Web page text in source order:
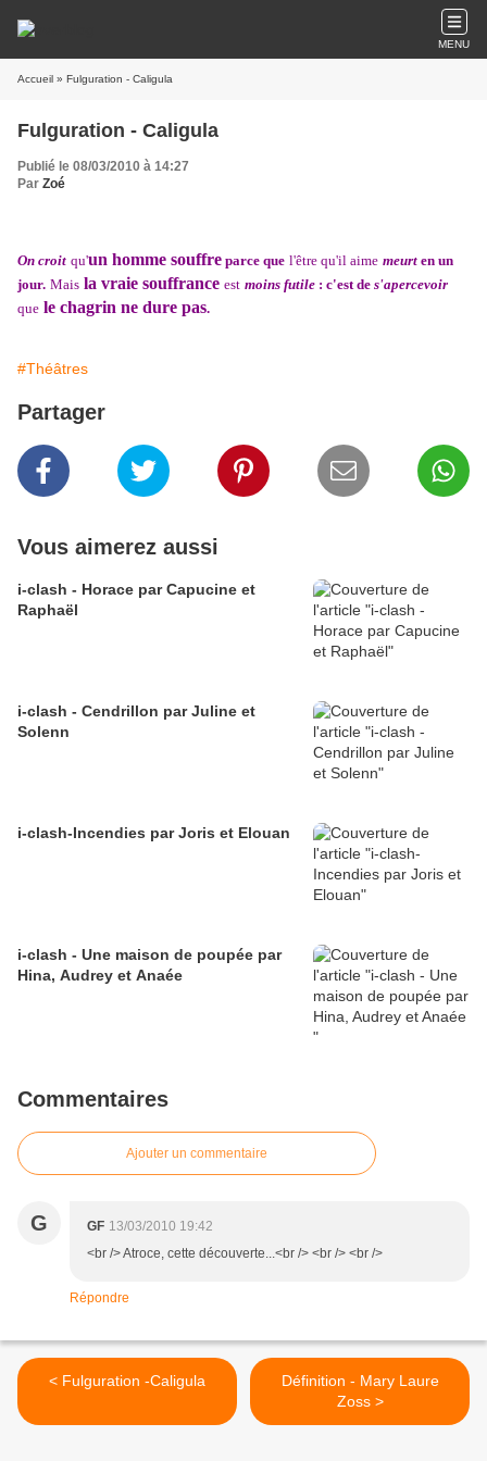
MENU
Accueil » Fulguration - Caligula
Fulguration - Caligula
Publié le 08/03/2010 à 14:27
Par Zoé
On croit qu'un homme souffre parce que l'être qu'il aime meurt en un
jour. Mais la vraie souffrance est moins futile : c'est de s'apercevoir
que le chagrin ne dure pas.
#Théâtres
Partager
Vous aimerez aussi
i-clash - Horace par Capucine et
Raphaël
i-clash - Cendrillon par Juline et
Solenn
i-clash-Incendies par Joris et Elouan
i-clash - Une maison de poupée par
Hina, Audrey et Anaée
Commentaires
Ajouter un commentaire
G GF 13/03/2010 19:42
<br /> Atroce, cette découverte...<br /> <br /> <br />
Répondre
< Fulguration -Caligula
Définition - Mary Laure
Zoss >